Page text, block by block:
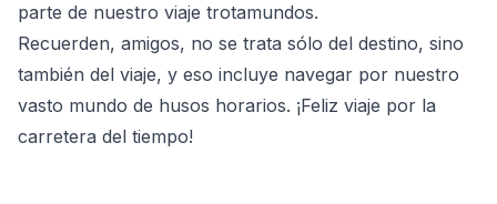
parte de nuestro viaje trotamundos.
Recuerden, amigos, no se trata sólo del destino, sino
también del viaje, y eso incluye navegar por nuestro
vasto mundo de husos horarios. ¡Feliz viaje por la
carretera del tiempo!